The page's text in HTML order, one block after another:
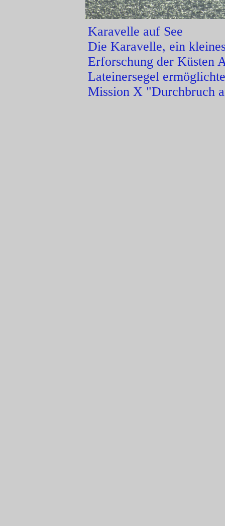
Karavelle auf See
Die Karavelle, ein
Erforschung der Küsten
Lateinersegel
Mission X "Durchbruch